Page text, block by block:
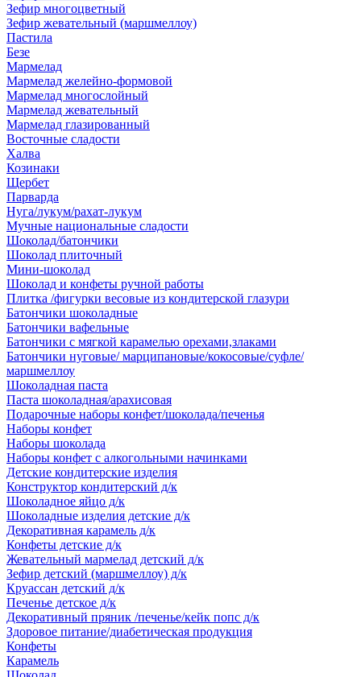
Зефир многоцветный
Зефир жевательный (маршмеллоу)
Пастила
Безе
Мармелад
Мармелад желейно-формовой
Мармелад многослойный
Мармелад жевательный
Мармелад глазированный
Восточные сладости
Халва
Козинаки
Щербет
Парварда
Нуга/лукум/рахат-лукум
Мучные национальные сладости
Шоколад/батончики
Шоколад плиточный
Мини-шоколад
Шоколад и конфеты ручной работы
Плитка /фигурки весовые из кондитерской глазури
Батончики шоколадные
Батончики вафельные
Батончики с мягкой карамелью орехами,злаками
Батончики нуговые/ марципановые/кокосовые/суфле/
маршмеллоу
Шоколадная паста
Паста шоколадная/арахисовая
Подарочные наборы конфет/шоколада/печенья
Наборы конфет
Наборы шоколада
Наборы конфет с алкогольными начинками
Детские кондитерские изделия
Конструктор кондитерский д/к
Шоколадное яйцо д/к
Шоколадные изделия детские д/к
Декоративная карамель д/к
Конфеты детские д/к
Жевательный мармелад детский д/к
Зефир детский (маршмеллоу) д/к
Круассан детский д/к
Печенье детское д/к
Декоративный пряник /печенье/кейк попс д/к
Здоровое питание/диабетическая продукция
Конфеты
Карамель